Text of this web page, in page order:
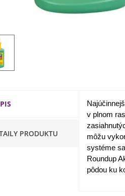
oleracea var....
Zornica plnokvetá Amarantia -
7,05 €
Kapucínka nízka - Alaska Mix
PRODUKTU
v plnom
môžu
systéme sa
Roundup
pôdou ku